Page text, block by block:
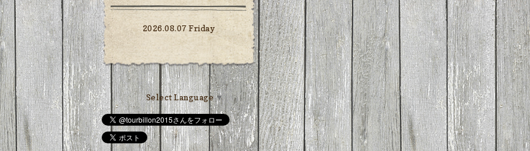
2026.08.07 Friday
Select Language▼